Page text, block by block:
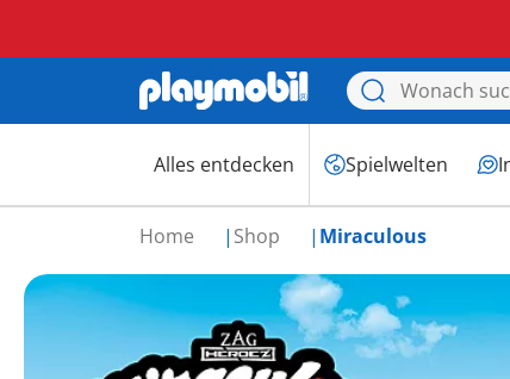
Alles entdecken Spielwelten
Home Shop Miraculous